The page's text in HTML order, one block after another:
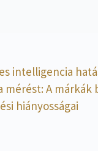
intelligencia
mérést: A márkák
hiányosságai